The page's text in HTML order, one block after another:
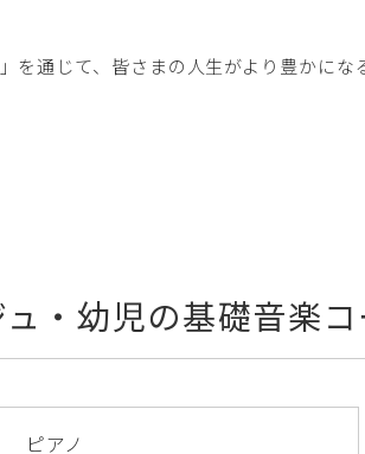
を通じて、皆さまの人生がより豊かに
・幼児の基礎音楽コ
ピアノ